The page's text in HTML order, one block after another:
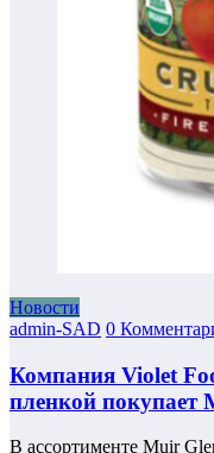
Новости
admin-SAD 0
Компания Violet
пленкой покупает
В ассортименте Muir